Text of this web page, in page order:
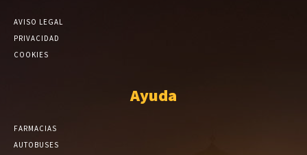
AVISO LEGAL
PRIVACIDAD
COOKIES
Ayuda
FARMACIAS
AUTOBUSES